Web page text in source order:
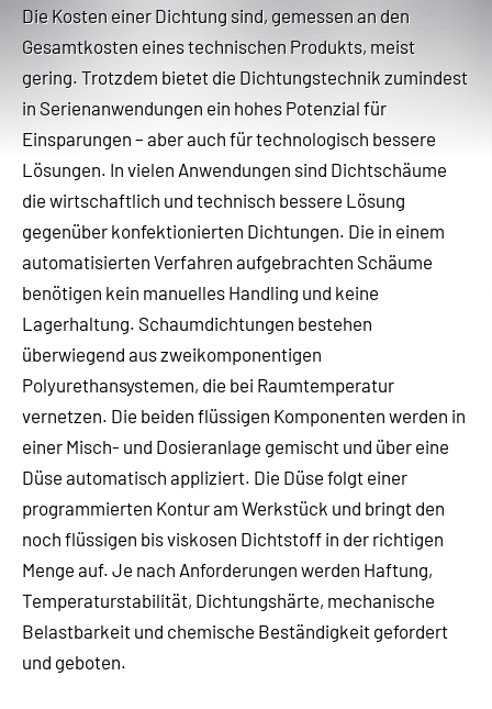
Die Kosten einer Dichtung sind, gemessen an den
Gesamtkosten eines technischen Produkts, meist
gering. Trotzdem bietet die Dichtungstechnik zumindest
in Serienanwendungen ein hohes Potenzial für
Einsparungen – aber auch für technologisch bessere
Lösungen. In vielen Anwendungen sind Dichtschäume
die wirtschaftlich und technisch bessere Lösung
gegenüber konfektionierten Dichtungen. Die in einem
automatisierten Verfahren aufgebrachten Schäume
benötigen kein manuelles Handling und keine
Lagerhaltung. Schaumdichtungen bestehen
überwiegend aus zweikomponentigen
Polyurethansystemen, die bei Raumtemperatur
vernetzen. Die beiden flüssigen Komponenten werden in
einer Misch- und Dosieranlage gemischt und über eine
Düse automatisch appliziert. Die Düse folgt einer
programmierten Kontur am Werkstück und bringt den
noch flüssigen bis viskosen Dichtstoff in der richtigen
Menge auf. Je nach Anforderungen werden Haftung,
Temperaturstabilität, Dichtungshärte, mechanische
Belastbarkeit und chemische Beständigkeit gefordert
und geboten.